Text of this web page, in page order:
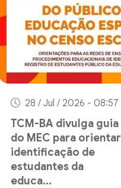
28 / Jul / 2026 - 08:57
TCM-BA divulga guia
do MEC para orientar
identificação de
estudantes da
educa...